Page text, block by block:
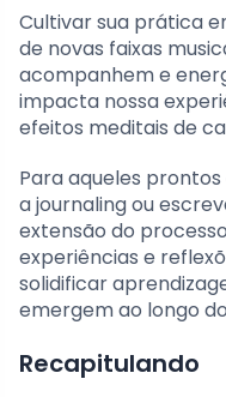
Cultivar sua prática
de novas faixas
acompanhem e
impacta nossa
efeitos meditais de
Para aqueles
a journaling ou
extensão do
experiências e
solidificar
emergem ao longo
Recapitulando